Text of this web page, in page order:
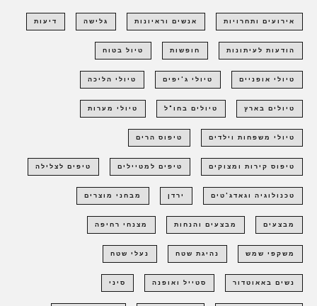
אירועים ותחרויות אנשים וראיונות גלישה דיעות
הודעות לעיתונות חופשות טיול בטוח
טיולי אופניים טיולי ג'יפים טיולי הליכה
טיולים בארץ טיולים בחו"ל טיולי מערות
טיולי משפחות וילדים טיפוס הרים
טיפוס קירות ומצוקים טיפים למטיילים טיפים לצלילה
טכנולוגיה וגאדג'טים ירדן מבחני מוצרים
מבצעים מבצעים והנחות מצנחי רחיפה
משקפי שמש נהיגת שטח נעלי שטח
נשים באאוטדור סטייל ואופנה סיני